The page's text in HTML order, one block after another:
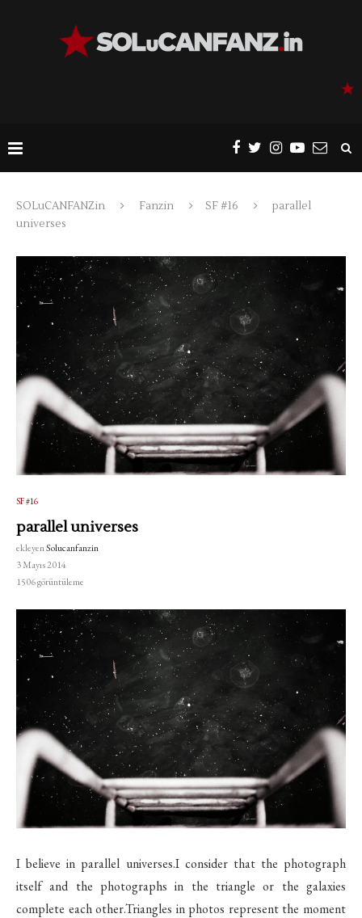
SOLuCANFANZin Fanzin SF #16
parallel
universes
SF #16
parallel universes
ekleyenSolucanfanzin
3 Mayıs 2014
1506görüntüleme
I believe in parallel universes.I consider that the photograph
itself and the photographs in the triangle or the galaxies
complete each other.Triangles in photos represent the moment